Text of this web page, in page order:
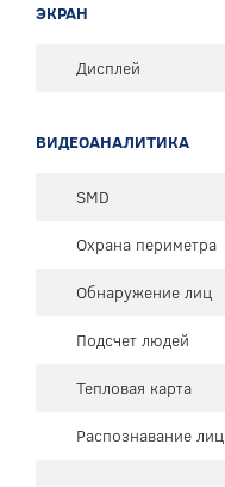
ЭКРАН
Дисплей
ВИДЕОАНАЛИТИКА
SMD
Охрана периметра
Обнаружение лиц
Подсчет людей
Тепловая карта
Распознавание лиц